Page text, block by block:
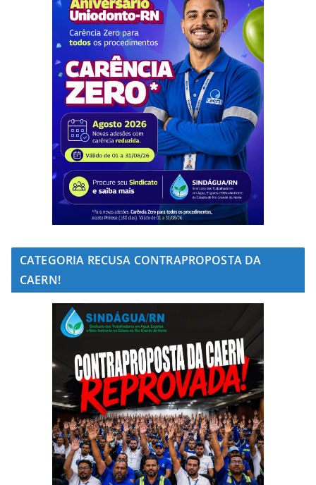
CATEGORIA RECUSA CONTRAPROPOSTA DA
CAERN!